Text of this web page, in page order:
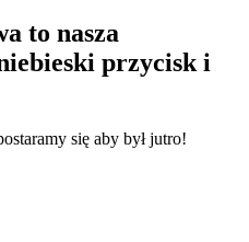
to nasza
przycisk i
się aby był jutro!